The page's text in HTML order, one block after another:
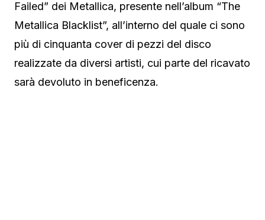
Failed” dei Metallica, presente nell’album “The
Metallica Blacklist”, all’interno del quale ci sono
più di cinquanta cover di pezzi del disco
realizzate da diversi artisti, cui parte del ricavato
sarà devoluto in beneficenza.